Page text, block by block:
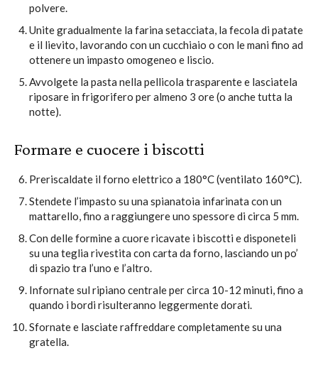
polvere.
Unite gradualmente la farina setacciata, la fecola di patate
e il lievito, lavorando con un cucchiaio o con le mani fino ad
ottenere un impasto omogeneo e liscio.
Avvolgete la pasta nella pellicola trasparente e lasciatela
riposare in frigorifero per almeno 3 ore (o anche tutta la
notte).
Formare e cuocere i biscotti
Preriscaldate il forno elettrico a 180°C (ventilato 160°C).
Stendete l’impasto su una spianatoia infarinata con un
mattarello, fino a raggiungere uno spessore di circa 5 mm.
Con delle formine a cuore ricavate i biscotti e disponeteli
su una teglia rivestita con carta da forno, lasciando un po’
di spazio tra l’uno e l’altro.
Infornate sul ripiano centrale per circa 10-12 minuti, fino a
quando i bordi risulteranno leggermente dorati.
Sfornate e lasciate raffreddare completamente su una
gratella.